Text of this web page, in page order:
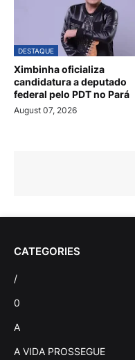
DESTAQUE
Ximbinha oficializa
candidatura a deputado
federal pelo PDT no Pará
August 07, 2026
CATEGORIES
/
0
A
A VIDA PROSSEGUE